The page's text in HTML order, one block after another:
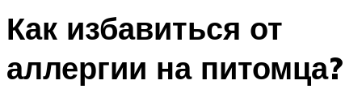
Как избавиться от
аллергии на питомца?